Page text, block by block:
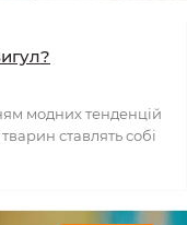
модних тенденцій
ставлять собі